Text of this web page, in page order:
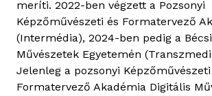
meríti. 2022-ben végzett a Pozsonyi
Képzőművészeti és Formatervező
(Intermédia), 2024-ben pedig a
Művészetek Egyetemén
Jelenleg a pozsonyi Képzőművészeti
Formatervező Akadémia Digitális